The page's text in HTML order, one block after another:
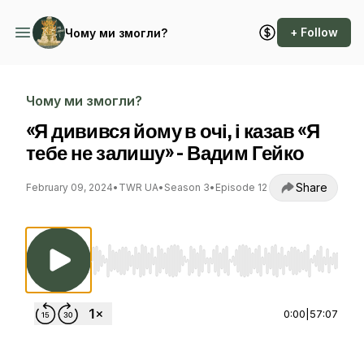
Чому ми змогли? + Follow
Чому ми змогли?
«Я дивився йому в очі, і казав «Я
тебе не залишу» - Вадим Гейко
February 09, 2024• TWR UA• Season 3• Episode 12 Share
Use Left/Right to seek, Home/End to jump
0:00 57:07